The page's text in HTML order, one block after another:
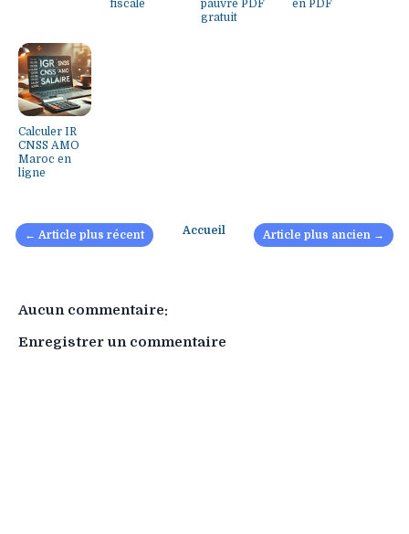
fiscale
pauvre PDF
gratuit
en PDF
Calculer IR
CNSS AMO
Maroc en
ligne
← Article plus récent Article plus ancien →
Accueil
Aucun commentaire:
Enregistrer un commentaire